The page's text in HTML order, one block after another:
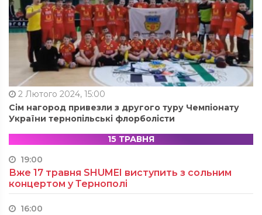
2 Лютого 2024, 15:00
Сім нагород привезли з другого туру Чемпіонату
України тернопільські флорболісти
15 ТРАВНЯ
19:00
Вже 17 травня SHUMEI виступить з сольним
концертом у Тернополі
16:00